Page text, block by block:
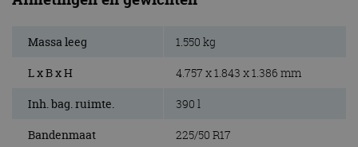
Massa leeg 1.550 kg
L x B x H 4.757 x 1.843 x 1.386 mm
Inh. bag. ruimte. 390 l
Bandenmaat 225/50 R17